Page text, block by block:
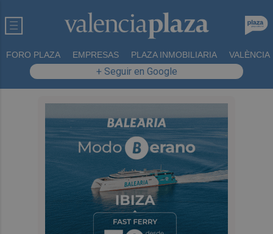
FORO PLAZA EMPRESAS PLAZA INMOBILIARIA VALÈNCIA
+ Seguir en Google